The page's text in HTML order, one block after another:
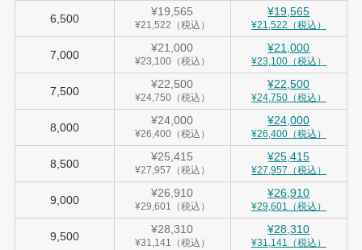
6,500
¥19,565
¥21,522（税込）
¥19,565
¥21,522（税込）
7,000
¥21,000
¥23,100（税込）
¥21,000
¥23,100（税込）
7,500
¥22,500
¥24,750（税込）
¥22,500
¥24,750（税込）
8,000
¥24,000
¥26,400（税込）
¥24,000
¥26,400（税込）
8,500
¥25,415
¥27,957（税込）
¥25,415
¥27,957（税込）
9,000
¥26,910
¥29,601（税込）
¥26,910
¥29,601（税込）
9,500
¥28,310
¥31,141（税込）
¥28,310
¥31,141（税込）